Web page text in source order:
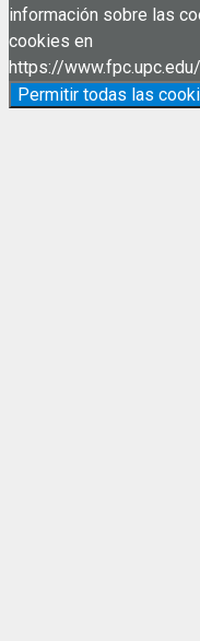
información sobre las
cookies en
https://
Permitir todas las